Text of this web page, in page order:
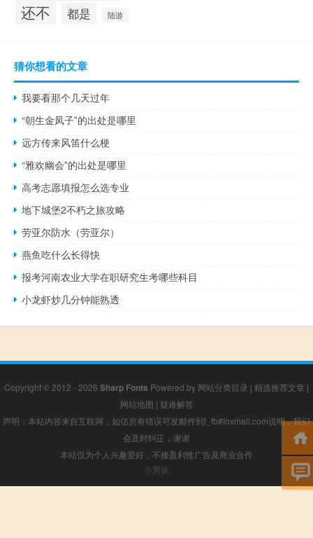
还不 都是 陆游
猜你想看的文章
我要看那个几天过年
“朝生金凤子”的出处是哪里
远方传来风笛什么梗
“雅欢幽会”的出处是哪里
高考志愿填报怎么选专业
地下城堡2不朽之旅攻略
劳亚尔防水（劳亚尔）
燕鱼吃什么长得快
报考河南农业大学在职研究生考哪些科目
小龙虾炒几分钟能熟透
Copyright © 2012 - 2026 Sharp Fonts Powered by 网站分类目录 | 精选推荐文章 |
网站地图 | 疑难解答
声明：本站内容来自互联网，如信息有错误可发邮件到f_fb#foxmail.com说明，我们
会及时纠正，谢谢
本站仅为个人兴趣爱好，不接盈利性广告及商业合作
小男孩